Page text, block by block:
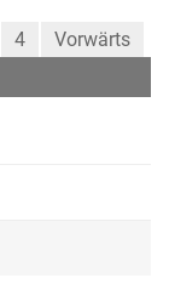
4 Vorwärts